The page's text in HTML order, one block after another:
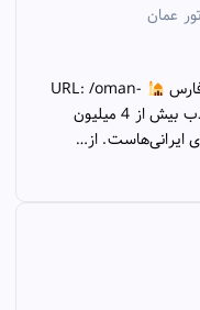
عمان
URL: /oman-
tour مقدمه: چرا عمان؟ عمان، با جذب بیش از 4 میلیون